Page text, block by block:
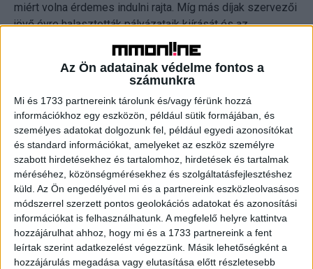
Az Ön adatainak védelme fontos a
számunkra
Mi és 1733 partnereink tárolunk és/vagy férünk hozzá
információkhoz egy eszközön, például sütik formájában, és
személyes adatokat dolgozunk fel, például egyedi azonosítókat
és standard információkat, amelyeket az eszköz személyre
szabott hirdetésekhez és tartalomhoz, hirdetések és tartalmak
méréséhez, közönségmérésekhez és szolgáltatásfejlesztéshez
küld. Az Ön engedélyével mi és a partnereink eszközleolvasásos
módszerrel szerzett pontos geolokációs adatokat és azonosítási
információkat is felhasználhatunk. A megfelelő helyre kattintva
hozzájárulhat ahhoz, hogy mi és a 1733 partnereink a fent
leírtak szerint adatkezelést végezzünk. Másik lehetőségként a
hozzájárulás megadása vagy elutasítása előtt részletesebb
miért volna érdemes indulni rajta. Míg más díjak szervezői
jövő évre halasztották pályázataik kiírását és az
eredményhirdetéseket, mi úgy döntöttük, más utat járunk:
nem hirdetünk második fordulót és még nyáron átadtuk a
jól megérdemelt díjakat egy – a koronavírus járvány által
Kádár Balázs, az MPRSZ elnökségi tagja, a díj létrehozója.
A szakmai zsűri alapos munkát végzett, 10 szempont
mentén értékelte a pályázatokat három kategóriában
(Középvállalat, nagyvállalat, állami intézmények) és
választotta ki a 2019-es év legjobbjait. Az Employer
Branding Award évek óta értékes pontokat ér a Kreatív
által jegyzett PR Toplistában, így a díjazott vállalatok
együttműködő partnerei (ügynökségek) számíthatnak
utólagos pontjóváírásra. Az Employer Branding Award